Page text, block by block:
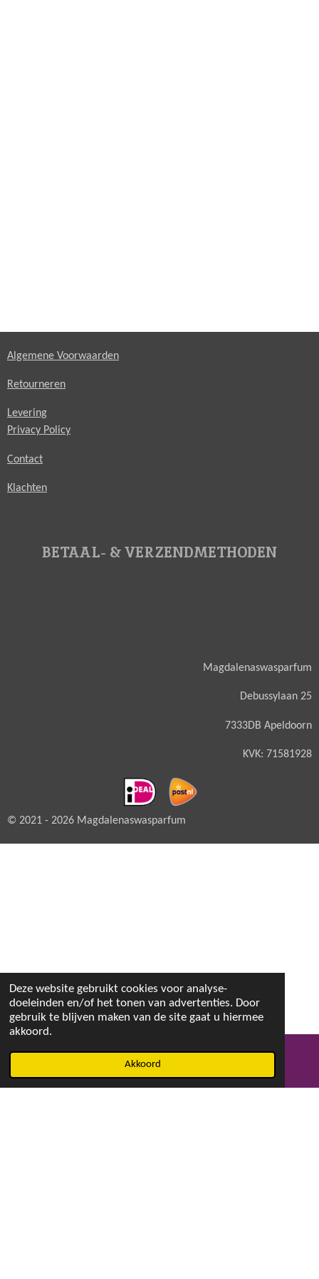
Deze website gebruikt cookies voor analyse-
doeleinden en/of het tonen van advertenties. Door
gebruik te blijven maken van de site gaat u hiermee
akkoord.
Akkoord
Algemene Voorwaarden
Retourneren
Levering
Privacy Policy
Contact
Klachten
BETAAL- & VERZENDMETHODEN
Magdalenaswasparfum
Debussylaan 25
7333DB Apeldoorn
KVK: 71581928
© 2021 - 2026 Magdalenaswasparfum